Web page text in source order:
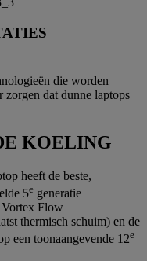
die worden
zorgen dat dunne laptops
KOELING
heeft de beste,
5e generatie
Flow
thermisch schuim) en de
een toonaangevende 12e